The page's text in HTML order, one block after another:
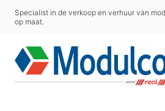
Specialist in de verkoop en verhuur van
op maat.